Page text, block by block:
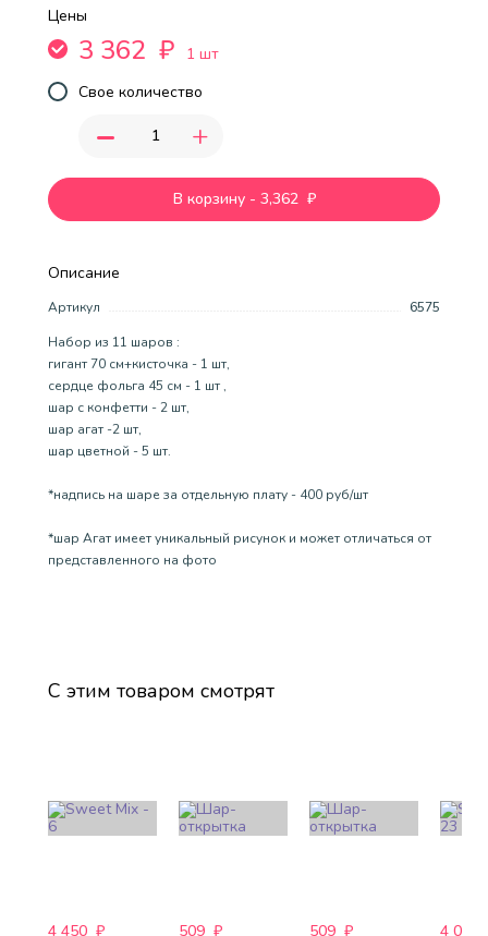
Описание
Артикул
6575
Набор из 11 шаров :
гигант 70 см+кисточка - 1 шт,
сердце фольга 45 см - 1 шт ,
шар с конфетти - 2 шт,
шар агат -2 шт,
шар цветной - 5 шт.
*надпись на шаре за отдельную плату - 400 руб/шт
*шар Агат имеет уникальный рисунок и может отличаться от
представленного на фото
Цены
3 362 ₽
1 шт
Свое количество
- +
В корзину - 3,362 ₽
С этим товаром смотрят
4 450 ₽
509 ₽
509 ₽
4 088